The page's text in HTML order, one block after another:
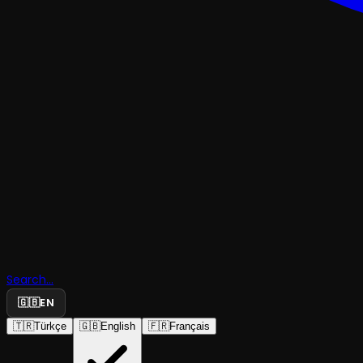
Search...
🇬🇧EN
🇹🇷Türkçe 🇬🇧English 🇫🇷Français
Kız